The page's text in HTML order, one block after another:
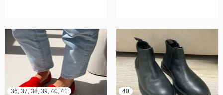
36, 37, 38, 39, 40, 41 40